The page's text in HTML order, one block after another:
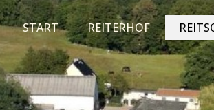
START REITERHOF